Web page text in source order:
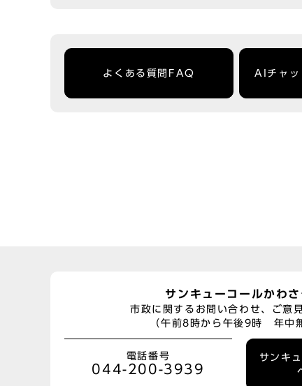
よくある質問FAQ AIチャッ
サンキューコールかわさ
市政に関するお問い合わせ、ご意
（午前8時から午後9時 年中
電話番号
044-200-3939
サンキ